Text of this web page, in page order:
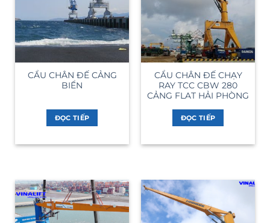
CẨU CHÂN ĐẾ CẢNG
BIỂN
ĐỌC TIẾP
CẨU CHÂN ĐẾ CHẠY
RAY TCC CBW 280
CẢNG FLAT HẢI PHÒNG
ĐỌC TIẾP